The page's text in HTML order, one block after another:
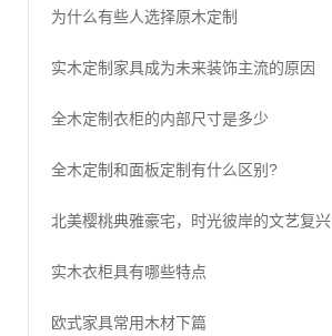
为什么有些人选择原木定制
实木定制家具成为未来装饰主流的原因
全木定制衣柜的内部尺寸是多少
全木定制和面板定制有什么区别?
北美樱桃典雅豪宅，时光彼岸的文艺复兴
实木衣柜具有哪些特点
欧式家具常用木材下篇